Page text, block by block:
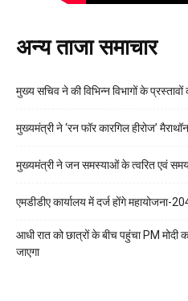
अन्य ताजा समाचार
मुख्य सचिव ने की विभिन्न विभागों के प्रस्तावों
मुख्यमंत्री ने ‘रन फॉर कारगिल हीरोज’
मुख्यमंत्री ने जन समस्याओं के त्वरित एवं
एमडीडीए कार्यालय में दर्ज होंगे महायोजना-
आधी रात को छात्रों के बीच पहुंचा PM
जाएगा